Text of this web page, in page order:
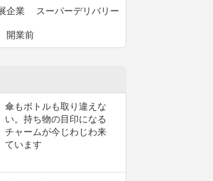
企業 スーパーデリバリー
開業前
傘もボトルも取り違えな
い。持ち物の目印になる
チャームが今じわじわ来
ています